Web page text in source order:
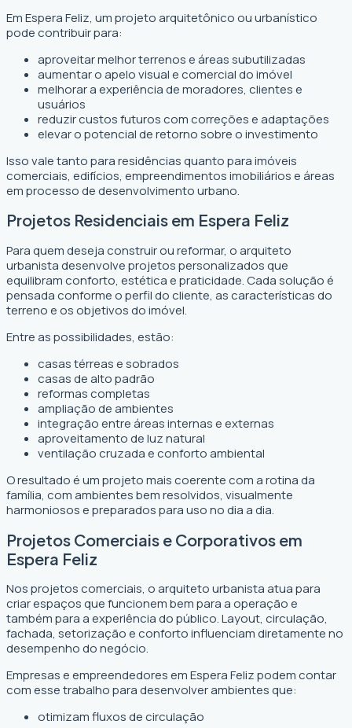
Em Espera Feliz, um projeto arquitetônico ou urbanístico
pode contribuir para:
aproveitar melhor terrenos e áreas subutilizadas
aumentar o apelo visual e comercial do imóvel
melhorar a experiência de moradores, clientes e
usuários
reduzir custos futuros com correções e adaptações
elevar o potencial de retorno sobre o investimento
Isso vale tanto para residências quanto para imóveis
comerciais, edifícios, empreendimentos imobiliários e áreas
em processo de desenvolvimento urbano.
Projetos Residenciais em Espera Feliz
Para quem deseja construir ou reformar, o arquiteto
urbanista desenvolve projetos personalizados que
equilibram conforto, estética e praticidade. Cada solução é
pensada conforme o perfil do cliente, as características do
terreno e os objetivos do imóvel.
Entre as possibilidades, estão:
casas térreas e sobrados
casas de alto padrão
reformas completas
ampliação de ambientes
integração entre áreas internas e externas
aproveitamento de luz natural
ventilação cruzada e conforto ambiental
O resultado é um projeto mais coerente com a rotina da
família, com ambientes bem resolvidos, visualmente
harmoniosos e preparados para uso no dia a dia.
Projetos Comerciais e Corporativos em
Espera Feliz
Nos projetos comerciais, o arquiteto urbanista atua para
criar espaços que funcionem bem para a operação e
também para a experiência do público. Layout, circulação,
fachada, setorização e conforto influenciam diretamente no
desempenho do negócio.
Empresas e empreendedores em Espera Feliz podem contar
com esse trabalho para desenvolver ambientes que:
otimizam fluxos de circulação